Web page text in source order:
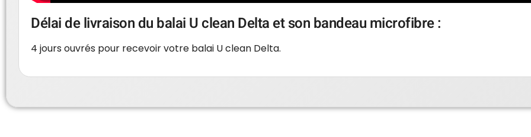
Délai de livraison du balai U clean Delta et son bandeau microfibre :
4 jours ouvrés pour recevoir votre balai U clean Delta.